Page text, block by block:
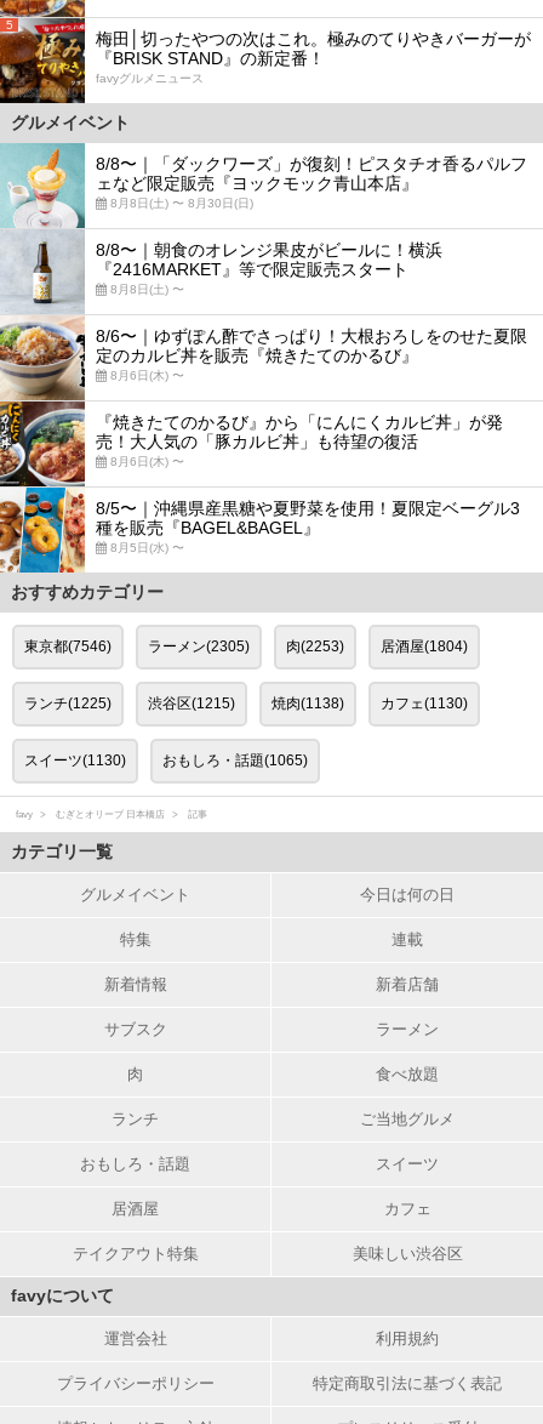
5
梅田│切ったやつの次はこれ。極みのてりやきバーガーが
『BRISK STAND』の新定番！
favyグルメニュース
グルメイベント
8/8〜｜「ダックワーズ」が復刻！ピスタチオ香るパルフ
ェなど限定販売『ヨックモック青山本店』
8月8日(土) 〜 8月30日(日)
8/8〜｜朝食のオレンジ果皮がビールに！横浜
『2416MARKET』等で限定販売スタート
8月8日(土) 〜
8/6〜｜ゆずぽん酢でさっぱり！大根おろしをのせた夏限
定のカルビ丼を販売『焼きたてのかるび』
8月6日(木) 〜
『焼きたてのかるび』から「にんにくカルビ丼」が発
売！大人気の「豚カルビ丼」も待望の復活
8月6日(木) 〜
8/5〜｜沖縄県産黒糖や夏野菜を使用！夏限定ベーグル3
種を販売『BAGEL&BAGEL』
8月5日(水) 〜
おすすめカテゴリー
東京都(7546) ラーメン(2305) 肉(2253) 居酒屋(1804)
ランチ(1225) 渋谷区(1215) 焼肉(1138) カフェ(1130)
スイーツ(1130) おもしろ・話題(1065)
favy むぎとオリーブ 日本橋店 記事
カテゴリ一覧
グルメイベント 今日は何の日
特集 連載
新着情報 新着店舗
サブスク ラーメン
肉 食べ放題
ランチ ご当地グルメ
おもしろ・話題 スイーツ
居酒屋 カフェ
テイクアウト特集 美味しい渋谷区
favyについて
運営会社 利用規約
プライバシーポリシー 特定商取引法に基づく表記